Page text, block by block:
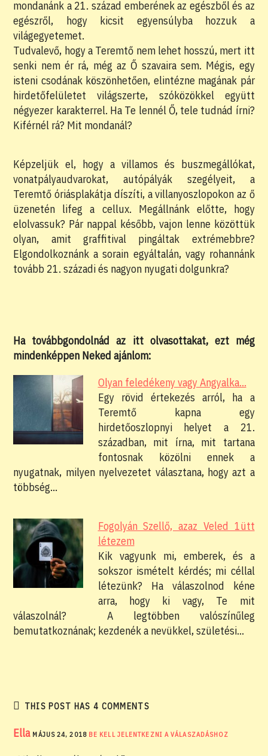
mondanánk a 21. század emberének az egészből és az
egészről, hogy kicsit egyensúlyba hozzuk a
világegyetemet.
Tudvalevő, hogy a Teremtő nem lehet hosszú, mert itt
senki nem ér rá, még az Ő szavaira sem. Mégis, egy
isteni csodának köszönhetően, elintézne magának pár
hirdetőfelületet világszerte, szóközökkel együtt
négyezer karakterrel. Ha Te lennél Ő, tele tudnád írni?
Kiférnél rá? Mit mondanál?
Képzeljük el, hogy a villamos és buszmegállókat,
vonatpályaudvarokat, autópályák szegélyeit, a
Teremtő óriásplakátja díszíti, a villanyoszlopokon az ő
üzenetén lifeg a cellux. Megállnánk előtte, hogy
elolvassuk? Pár nappal később, vajon lenne közöttük
olyan, amit graffitival pingáltak extrémebbre?
Elgondolkoznánk a sorain egyáltalán, vagy rohannánk
tovább 21. századi és nagyon nyugati dolgunkra?
Ha továbbgondolnád az itt olvasottakat, ezt még
mindenképpen Neked ajánlom:
Olyan feledékeny vagy Angyalka…
Egy rövid értekezés arról, ha a
Teremtő kapna egy
hirdetőoszlopnyi helyet a 21.
században, mit írna, mit tartana
fontosnak közölni ennek a
nyugatnak, milyen nyelvezetet választana, hogy azt a
többség…
Fogolyán Szellő, azaz Veled 1ütt
létezem
Kik vagyunk mi, emberek, és a
sokszor ismételt kérdés; mi céllal
létezünk? Ha válaszolnod kéne
arra, hogy ki vagy, Te mit
válaszolnál? A legtöbben valószínűleg
bemutatkoznának; kezdenék a nevükkel, születési…
THIS POST HAS 4 COMMENTS
Ella MÁJUS 24, 2018 BE KELL JELENTKEZNI A VÁLASZADÁSHOZ